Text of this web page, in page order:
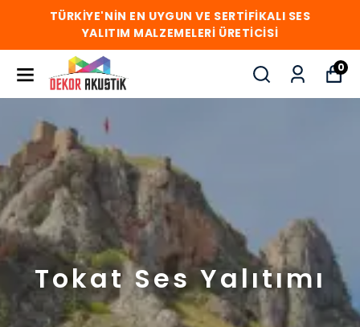
TÜRKİYE'NİN EN UYGUN VE SERTİFİKALI SES
YALITIM MALZEMELERİ ÜRETİCİSİ
0
Tokat Ses Yalıtımı